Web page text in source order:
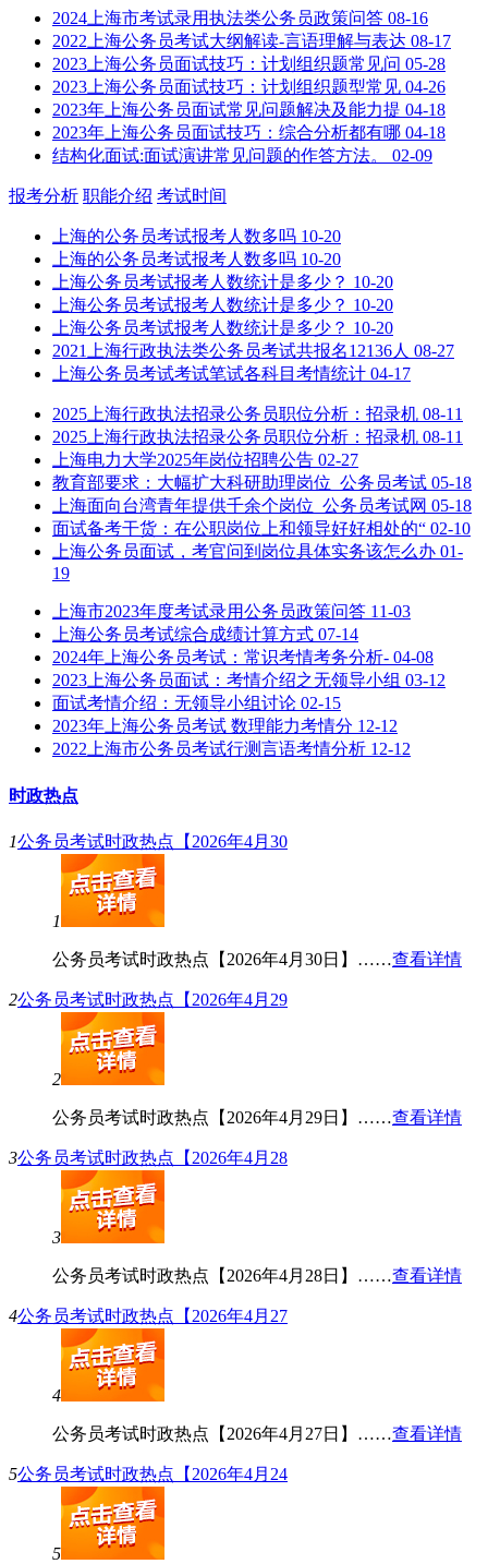
2024上海市考试录用执法类公务员政策问答 08-16
2022上海公务员考试大纲解读-言语理解与表达 08-17
2023上海公务员面试技巧：计划组织题常见问 05-28
2023上海公务员面试技巧：计划组织题型常见 04-26
2023年上海公务员面试常见问题解决及能力提 04-18
2023年上海公务员面试技巧：综合分析都有哪 04-18
结构化面试:面试演讲常见问题的作答方法。 02-09
报考分析 职能介绍 考试时间
上海的公务员考试报考人数多吗 10-20
上海的公务员考试报考人数多吗 10-20
上海公务员考试报考人数统计是多少？ 10-20
上海公务员考试报考人数统计是多少？ 10-20
上海公务员考试报考人数统计是多少？ 10-20
2021上海行政执法类公务员考试共报名12136人 08-27
上海公务员考试考试笔试各科目考情统计 04-17
2025上海行政执法招录公务员职位分析：招录机 08-11
2025上海行政执法招录公务员职位分析：招录机 08-11
上海电力大学2025年岗位招聘公告 02-27
教育部要求：大幅扩大科研助理岗位_公务员考试 05-18
上海面向台湾青年提供千余个岗位_公务员考试网 05-18
面试备考干货：在公职岗位上和领导好好相处的“ 02-10
上海公务员面试，考官问到岗位具体实务该怎么办 01-
19
上海市2023年度考试录用公务员政策问答 11-03
上海公务员考试综合成绩计算方式 07-14
2024年上海公务员考试：常识考情考务分析- 04-08
2023上海公务员面试：考情介绍之无领导小组 03-12
面试考情介绍：无领导小组讨论 02-15
2023年上海公务员考试 数理能力考情分 12-12
2022上海市公务员考试行测言语考情分析 12-12
时政热点
1公务员考试时政热点【2026年4月30
1
公务员考试时政热点【2026年4月30日】……查看详情
2公务员考试时政热点【2026年4月29
2
公务员考试时政热点【2026年4月29日】……查看详情
3公务员考试时政热点【2026年4月28
3
公务员考试时政热点【2026年4月28日】……查看详情
4公务员考试时政热点【2026年4月27
4
公务员考试时政热点【2026年4月27日】……查看详情
5公务员考试时政热点【2026年4月24
5